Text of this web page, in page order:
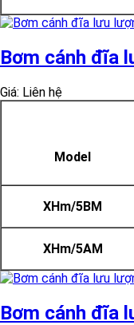
Bơm cánh đĩa
Giá: Liên hệ
Model
XHm/5BM
XHm/5AM
Bơm cánh đĩa